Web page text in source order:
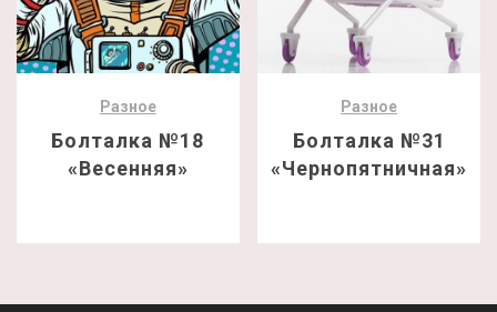
Разное
Болталка №18
«Весенняя»
Разное
Болталка №31
«Чернопятничная»